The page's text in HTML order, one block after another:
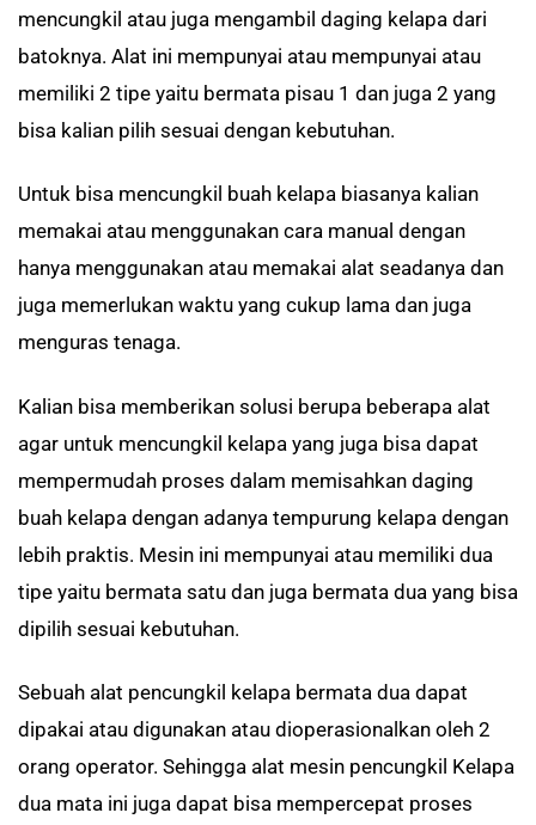
mencungkil atau juga mengambil daging kelapa dari
batoknya. Alat ini mempunyai atau mempunyai atau
memiliki 2 tipe yaitu bermata pisau 1 dan juga 2 yang
bisa kalian pilih sesuai dengan kebutuhan.
Untuk bisa mencungkil buah kelapa biasanya kalian
memakai atau menggunakan cara manual dengan
hanya menggunakan atau memakai alat seadanya dan
juga memerlukan waktu yang cukup lama dan juga
menguras tenaga.
Kalian bisa memberikan solusi berupa beberapa alat
agar untuk mencungkil kelapa yang juga bisa dapat
mempermudah proses dalam memisahkan daging
buah kelapa dengan adanya tempurung kelapa dengan
lebih praktis. Mesin ini mempunyai atau memiliki dua
tipe yaitu bermata satu dan juga bermata dua yang bisa
dipilih sesuai kebutuhan.
Sebuah alat pencungkil kelapa bermata dua dapat
dipakai atau digunakan atau dioperasionalkan oleh 2
orang operator. Sehingga alat mesin pencungkil Kelapa
dua mata ini juga dapat bisa mempercepat proses